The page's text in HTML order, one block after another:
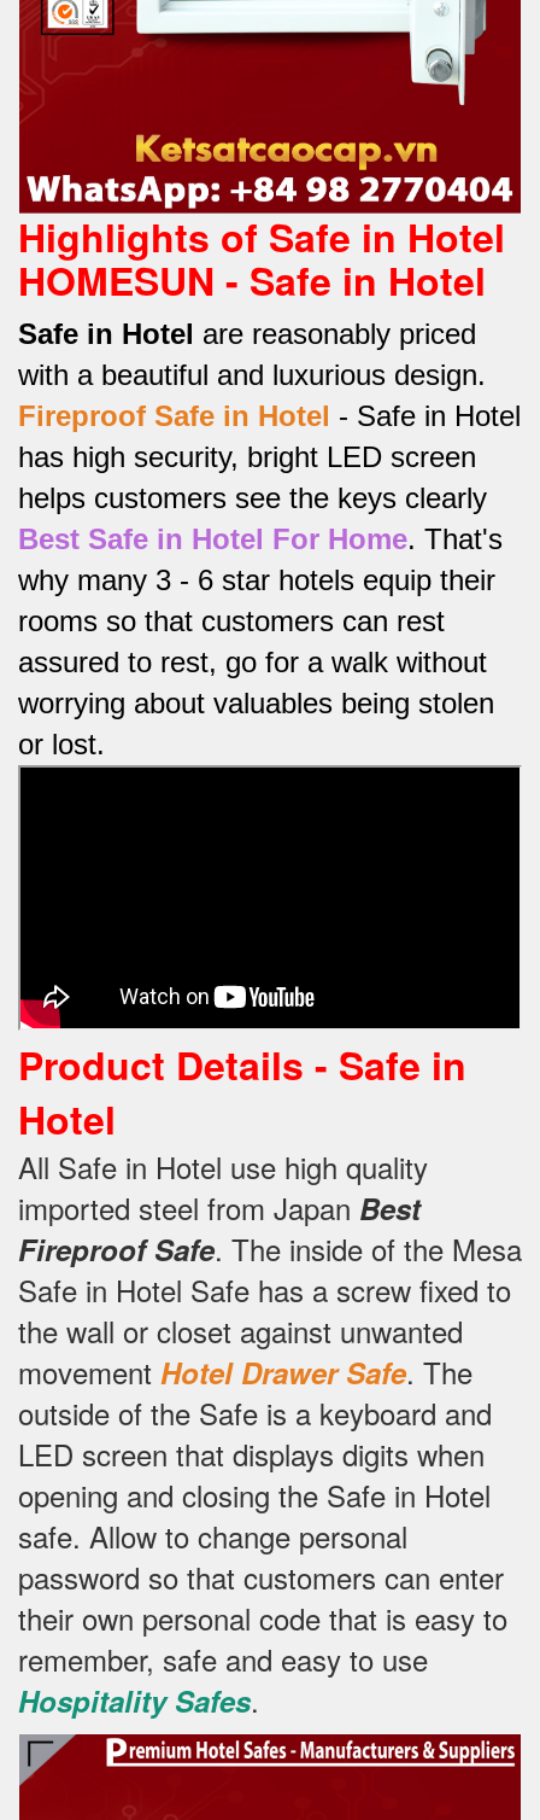
Highlights of Safe in Hotel
HOMESUN - Safe in Hotel
Safe in Hotel are reasonably priced
with a beautiful and luxurious design.
Fireproof Safe in Hotel - Safe in Hotel
has high security, bright LED screen
helps customers see the keys clearly
Best Safe in Hotel For Home. That's
why many 3 - 6 star hotels equip their
rooms so that customers can rest
assured to rest, go for a walk without
worrying about valuables being stolen
or lost.
Product Details - Safe in
Hotel
All Safe in Hotel use high quality
imported steel from Japan Best
Fireproof Safe. The inside of the Mesa
Safe in Hotel Safe has a screw fixed to
the wall or closet against unwanted
movement Hotel Drawer Safe. The
outside of the Safe is a keyboard and
LED screen that displays digits when
opening and closing the Safe in Hotel
safe. Allow to change personal
password so that customers can enter
their own personal code that is easy to
remember, safe and easy to use
Hospitality Safes.